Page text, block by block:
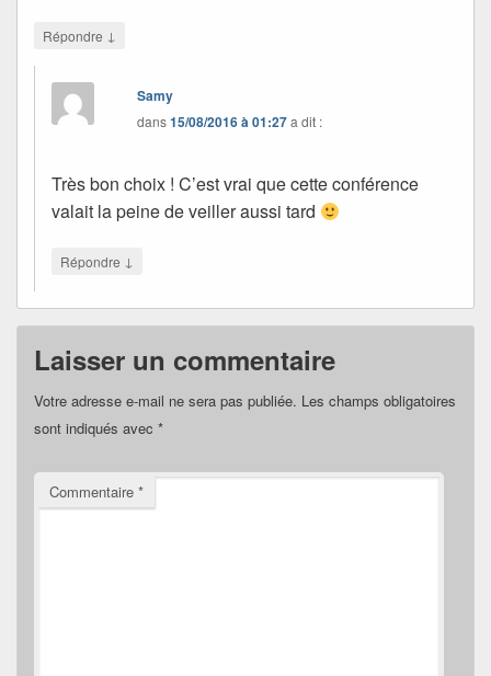
Répondre ↓
Samy
dans15/08/2016 à 01:27a dit :
Très bon choix ! C’est vrai que cette conférence
valait la peine de veiller aussi tard
Répondre ↓
Laisser un commentaire
Votre adresse e-mail ne sera pas publiée. Les champs obligatoires
sont indiqués avec *
Commentaire *